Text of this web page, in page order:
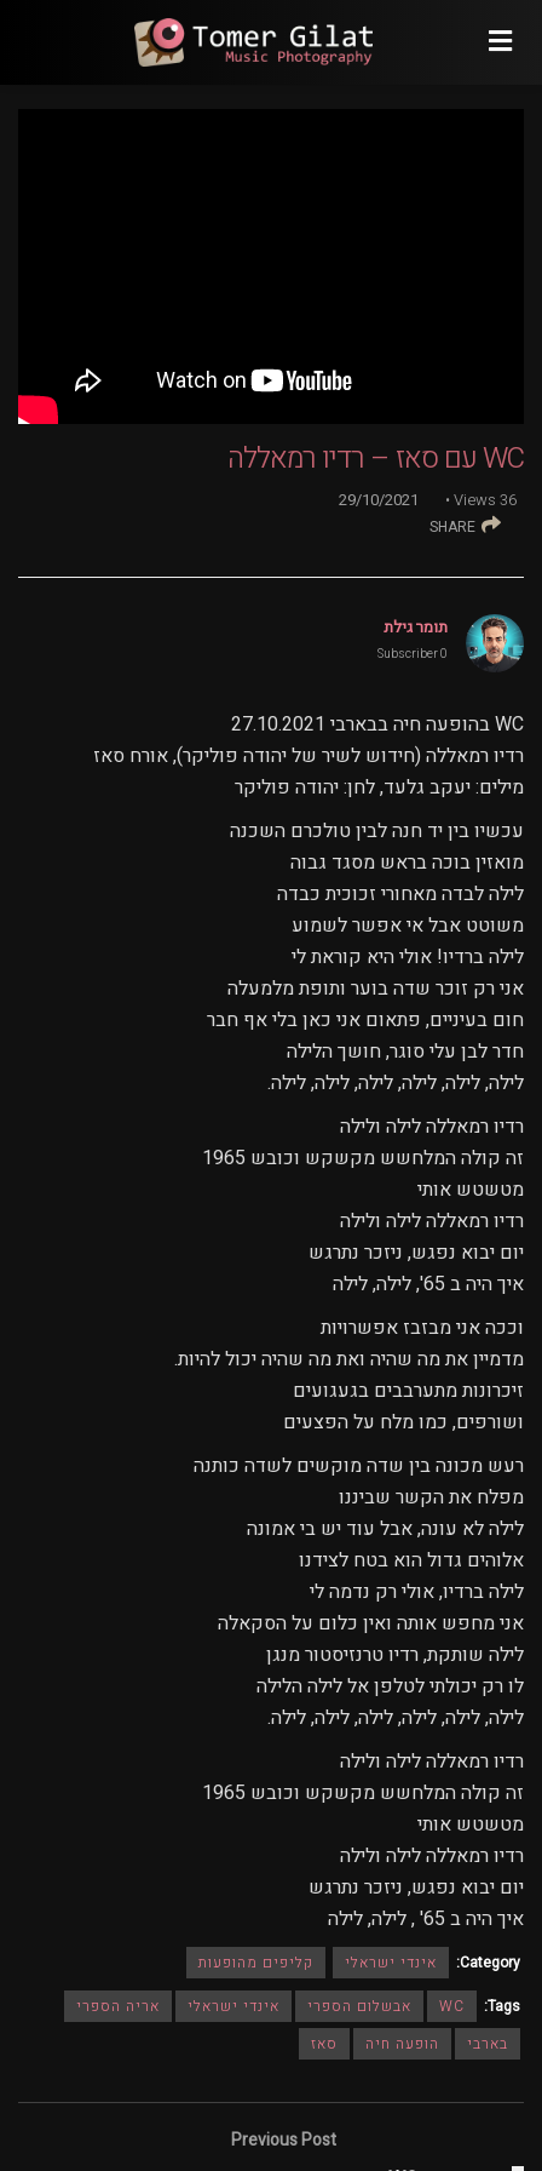
WC עם סאז – רדיו רמאללה
36
Views
29/10/2021
SHARE
תומר גילת
0 Subscriber
WC בהופעה חיה בבארבי 27.10.2021
רדיו רמאללה (חידוש לשיר של יהודה פוליקר), אורח סאז
מילים: יעקב גלעד, לחן: יהודה פוליקר
עכשיו בין יד חנה לבין טולכרם השכנה
מואזין בוכה בראש מסגד גבוה
לילה לבדה מאחורי זכוכית כבדה
משוטט אבל אי אפשר לשמוע
לילה ברדיו! אולי היא קוראת לי
אני רק זוכר שדה בוער ותופת מלמעלה
חום בעיניים, פתאום אני כאן בלי אף חבר
חדר לבן עלי סוגר, חושך הלילה
לילה, לילה, לילה, לילה, לילה, לילה.
רדיו רמאללה לילה ולילה
זה קולה המלחשש מקשקש וכובש 1965
מטשטש אותי
רדיו רמאללה לילה ולילה
יום יבוא נפגש, ניזכר נתרגש
איך היה ב 65', לילה, לילה
וככה אני מבזבז אפשרויות
מדמיין את מה שהיה ואת מה שהיה יכול להיות.
זיכרונות מתערבבים בגעגועים
ושורפים, כמו מלח על הפצעים
רעש מכונה בין שדה מוקשים לשדה כותנה
מפלח את הקשר שביננו
לילה לא עונה, אבל עוד יש בי אמונה
אלוהים גדול הוא בטח לצידנו
לילה ברדיו, אולי רק נדמה לי
אני מחפש אותה ואין כלום על הסקאלה
לילה שותקת, רדיו טרנזיסטור מנגן
לו רק יכולתי לטלפן אל לילה הלילה
לילה, לילה, לילה, לילה, לילה, לילה.
רדיו רמאללה לילה ולילה
זה קולה המלחשש מקשקש וכובש 1965
מטשטש אותי
רדיו רמאללה לילה ולילה
יום יבוא נפגש, ניזכר נתרגש
איך היה ב 65' , לילה, לילה
Category: אינדי ישראלי
קליפים מהופעות
Tags:
WC אבשלום הספרי אינדי ישראלי
אריה הספרי
בארבי
הופעה חיה סאז
Previous Post